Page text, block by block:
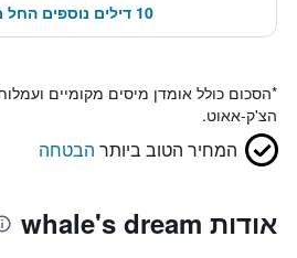
10 דילים נוספים החל מ-₪175
*הסכום כולל אומדן מיסים מקומיים
הצ'ק-אאוט.
המחיר הטוב ביותר הבטחה
אודות whale's dream